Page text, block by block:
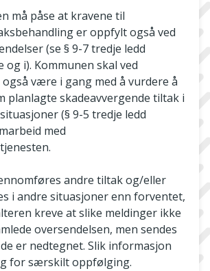
må påse at kravene til
er oppfylt også ved
(se § 9-7 tredje ledd
og i). Kommunen skal ved
være i gang med å vurdere å
planlagte skadeavvergende tiltak i
(§ 9-5 tredje ledd
med
andre tiltak og/eller
i andre situasjoner enn forventet,
kreve at slike meldinger ikke
oversendelsen, men sendes
er nedtegnet. Slik informasjon
for særskilt oppfølging.